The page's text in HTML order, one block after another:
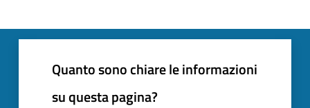
Quanto sono chiare le informazioni
su questa pagina?